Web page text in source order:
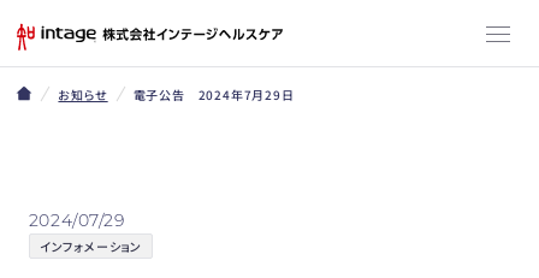
お知らせ 電子公告 2024年7月29日
2024/07/29
インフォメーション